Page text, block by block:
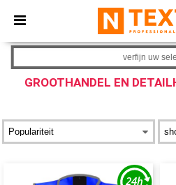
× Ntextil-app
Betere prijzen in de app!
GROOTHANDEL EN
verfijn uw